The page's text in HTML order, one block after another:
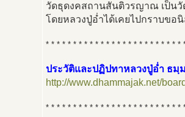
วัดธุดงคสถานสันติวรญาณ เป็น
โดยหลวงปู่อ่ำได้เคยไปกราบขอ
* * * * * * * * * * * * * * * * * * * * * * * * *
ประวัติและปฏิปทาหลวงปู่อ่ำ ธมฺ
http://www.dhammajak.net/
* * * * * * * * * * * * * * * * * * * * * * * * *